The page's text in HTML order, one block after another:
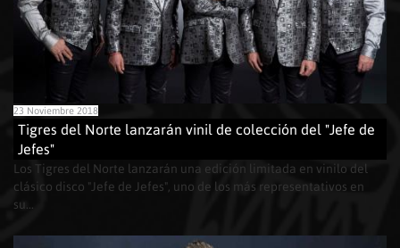
23 Noviembre 2018
Tigres del Norte lanzarán vinil de colección del "Jefe de
Jefes"
Los Tigres del Norte lanzarán una edición limitada en vinilo del
clásico disco "Jefe de Jefes", uno de los más representativos en
su...